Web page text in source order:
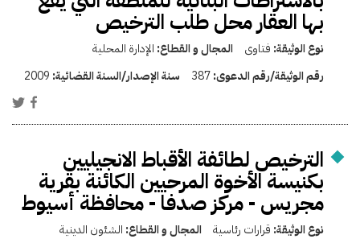
بها العقار محل طلب الترخيص
نوع الوثيقة: فتاوى المجال و القطاع: الإدارة المحلية
رقم الوثيقة/رقم الدعوى:387 سنة الإصدار/السنة القضائية: 2009
الترخيص لطائفة الأقباط الانجيليين
بكنيسة الأخوة المرحيين الكائنة بقرية
مجريس - مركز صدفا - محافظة أسيوط
نوع الوثيقة: قرارات رئاسية المجال و القطاع: الشئون الدينية